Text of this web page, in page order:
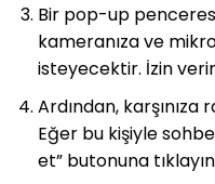
Bir pop-up
kameranıza ve
isteyecektir. İzin
Ardından,
Eğer bu kişiyle
et” butonuna